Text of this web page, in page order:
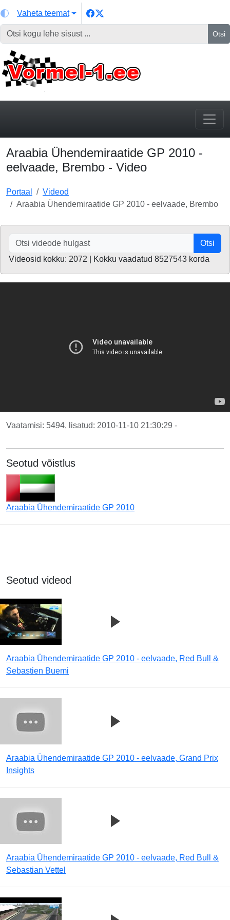
Vaheta teemat
Otsi
Araabia Ühendemiraatide GP 2010 -
eelvaade, Brembo - Video
Portaal
Videod
Araabia Ühendemiraatide GP 2010 - eelvaade, Brembo
Otsi
Videosid kokku: 2072 | Kokku vaadatud 8527543 korda
Vaatamisi: 5494, lisatud: 2010-11-10 21:30:29 -
Seotud võistlus
Araabia Ühendemiraatide GP 2010
Seotud videod
Araabia Ühendemiraatide GP 2010 - eelvaade, Red Bull &
Sebastien Buemi
Araabia Ühendemiraatide GP 2010 - eelvaade, Grand Prix
Insights
Araabia Ühendemiraatide GP 2010 - eelvaade, Red Bull &
Sebastian Vettel